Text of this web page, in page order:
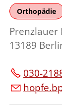
Orthopädie
Prenzlauer
13189
030-